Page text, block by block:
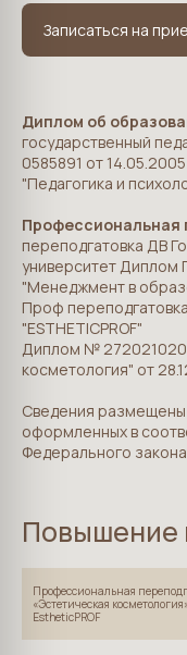
Записаться на
Диплом об
государственный
0585891 от
"Педагогика и
Профессиональная
переподгатовка ДВ
университет
"Менеджмент в
Проф
"ESTHETICPROF"
Диплом №
косметология" от
Сведения размещены
оформленных в
Федерального
Повышение
Профессиональная
«Эстетическая
EstheticPROF